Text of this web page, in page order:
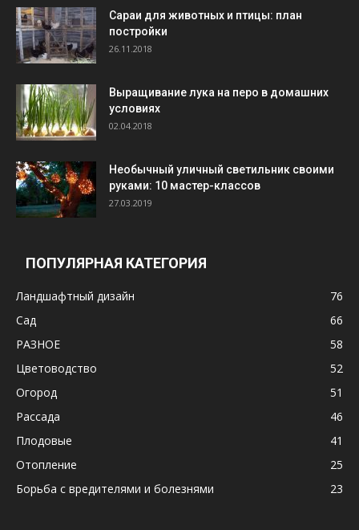
Cараи для животных и птицы: план
постройки
26.11.2018
Выращивание лука на перо в домашних
условиях
02.04.2018
Необычный уличный светильник своими
руками: 10 мастер-классов
27.03.2019
ПОПУЛЯРНАЯ КАТЕГОРИЯ
Ландшафтный дизайн
76
Сад
66
РАЗНОЕ
58
Цветоводство
52
Огород
51
Рассада
46
Плодовые
41
Отопление
25
Борьба с вредителями и болезнями
23